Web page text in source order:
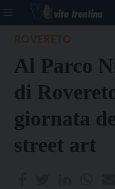
Al Parco
di
giornata
street art